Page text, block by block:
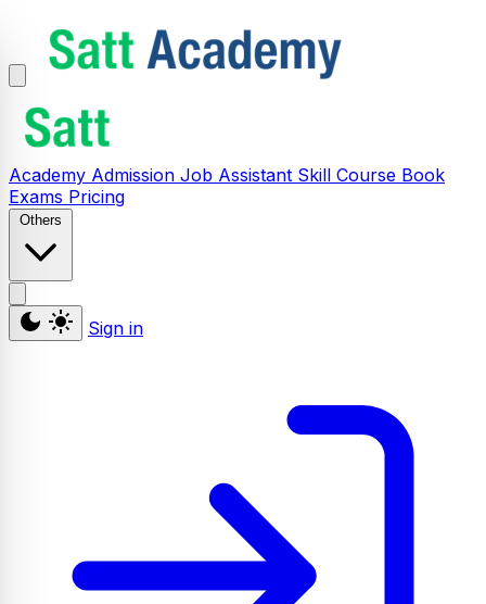
Academy Admission Job Assistant Skill Course Book
Exams Pricing
Others
Sign in